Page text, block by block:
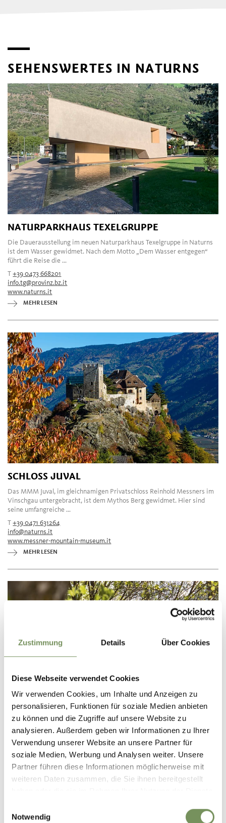
Zustimmung Details Über Cookies
Diese Webseite verwendet Cookies
Wir verwenden Cookies, um Inhalte und Anzeigen zu
personalisieren, Funktionen für soziale Medien anbieten
zu können und die Zugriffe auf unsere Website zu
analysieren. Außerdem geben wir Informationen zu Ihrer
Verwendung unserer Website an unsere Partner für
soziale Medien, Werbung und Analysen weiter. Unsere
Partner führen diese Informationen möglicherweise mit
weiteren Daten zusammen, die Sie ihnen bereitgestellt
Notwendig
SEHENSWERTES IN NATURNS
NATURPARKHAUS TEXELGRUPPE
Die Dauerausstellung im neuen Naturparkhaus Texelgruppe in Naturns
ist dem Wasser gewidmet. Nach dem Motto „Dem Wasser entgegen“
führt die Reise die ...
T+39 0473 668201
info.tg@provinz.bz.it
www.naturns.it
MEHR LESEN
SCHLOSS JUVAL
Das MMM Juval, im gleichnamigen Privatschloss Reinhold Messners im
Vinschgau untergebracht, ist dem Mythos Berg gewidmet. Hier sind
seine umfangreiche ...
T+39 0471 631264
info@naturns.it
www.messner-mountain-museum.it
MEHR LESEN
ERLEBNISPARK NATURNS
Auf die Plätze - fertig - los! Seit Ostern 2022 befindet sich auf dem
Die ...
T+39 335 5918085
info@erlebnispark.it